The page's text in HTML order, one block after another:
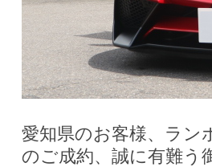
愛知県のお客様、ラ
のご成約、誠に有難う